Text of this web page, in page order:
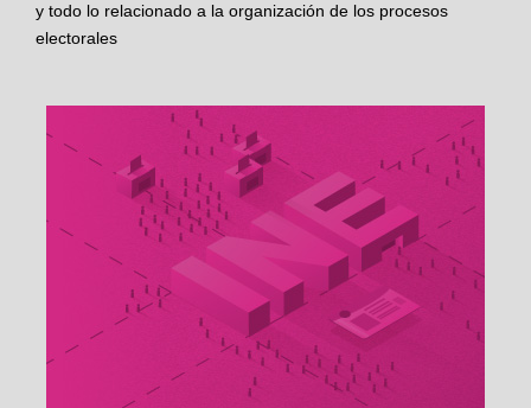
y todo lo relacionado a la organización de los procesos
electorales